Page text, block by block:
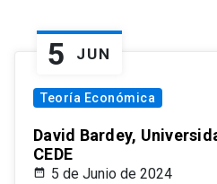
5 JUN
Teoría Económica
David Bardey,
CEDE
5 de Junio de 2024